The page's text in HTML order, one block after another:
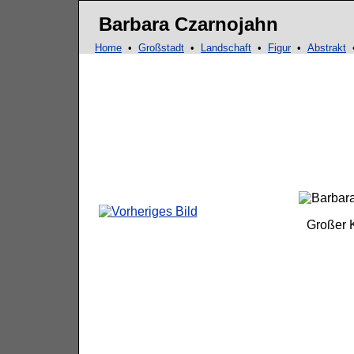
Barbara Czarnojahn
Home • Großstadt • Landschaft • Figur • Abstrakt
Großer